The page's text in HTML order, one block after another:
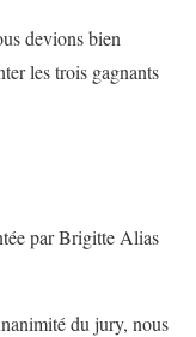
devions bien
les trois gagnants
par Brigitte Alias
du jury, nous